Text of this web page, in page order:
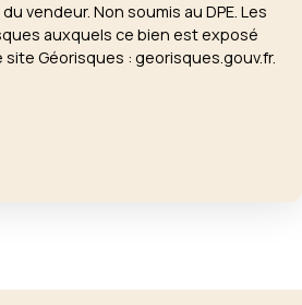
vendeur. Non soumis au DPE. Les
auxquels ce bien est exposé
Géorisques : georisques.gouv.fr.